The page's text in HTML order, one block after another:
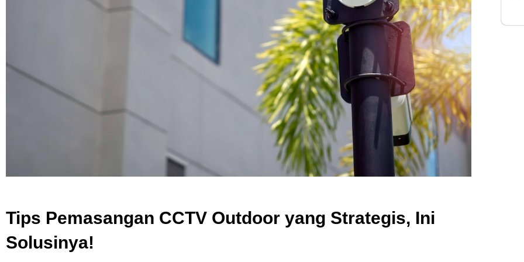
Tips Pemasangan CCTV Outdoor yang Strategis, Ini
Solusinya!